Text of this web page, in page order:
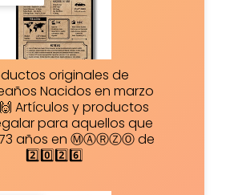
originales de
Nacidos en marzo
Artículos y productos
para aquellos que
años en ⓂⒶⓇⓏⓄ de
2️⃣0️⃣2️⃣6️⃣